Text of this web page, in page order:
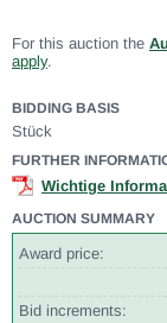
For this auction the
apply.
BIDDING BASIS
Stück
FURTHER
Wichtige
AUCTION SUMMARY
Award price:
Bid increments: